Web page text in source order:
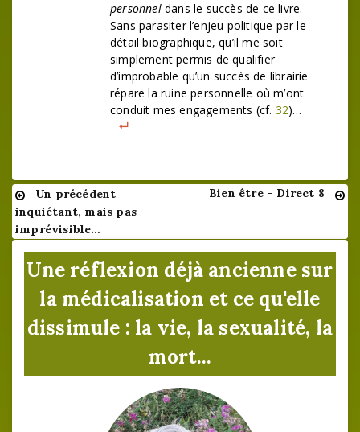
personneldans le succès de ce livre.
Sans parasiter l’enjeu politique par le
détail biographique, qu’il me soit
simplement permis de qualifier
d’improbable qu’un succès de librairie
répare la ruine personnelle où m’ont
conduit mes engagements (cf. 32)…
Navigation
de
l’article
Un précédent
inquiétant, mais pas
imprévisible…
Bien être – Direct 8
Une réflexion déjà ancienne sur
la médicalisation et ce qu'elle
dissimule : la vie, la sexualité, la
mort...